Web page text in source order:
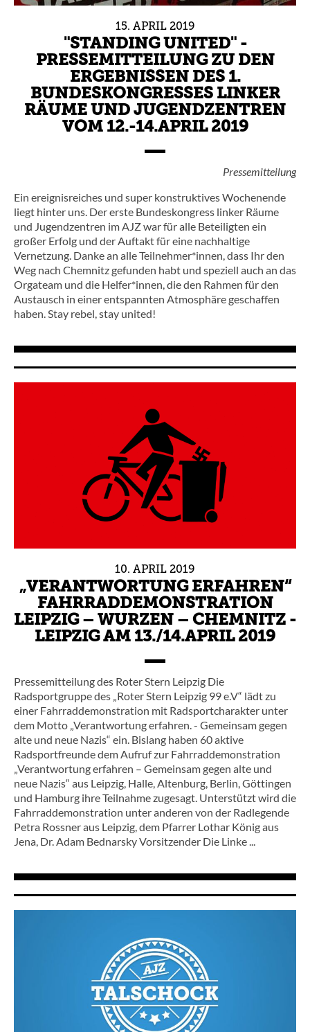
15. APRIL 2019
"STANDING UNITED" -
PRESSEMITTEILUNG ZU DEN
ERGEBNISSEN DES 1.
BUNDESKONGRESSES LINKER
RÄUME UND JUGENDZENTREN
VOM 12.-14.APRIL 2019
Pressemitteilung
Ein ereignisreiches und super konstruktives Wochenende
liegt hinter uns. Der erste Bundeskongress linker Räume
und Jugendzentren im AJZ war für alle Beteiligten ein
großer Erfolg und der Auftakt für eine nachhaltige
Vernetzung. Danke an alle Teilnehmer*innen, dass Ihr den
Weg nach Chemnitz gefunden habt und speziell auch an das
Orgateam und die Helfer*innen, die den Rahmen für den
Austausch in einer entspannten Atmosphäre geschaffen
haben. Stay rebel, stay united!
10. APRIL 2019
„VERANTWORTUNG ERFAHREN“
FAHRRADDEMONSTRATION
LEIPZIG – WURZEN – CHEMNITZ -
LEIPZIG AM 13./14.APRIL 2019
Pressemitteilung des Roter Stern Leipzig Die
Radsportgruppe des „Roter Stern Leipzig 99 e.V“ lädt zu
einer Fahrraddemonstration mit Radsportcharakter unter
dem Motto „Verantwortung erfahren. - Gemeinsam gegen
alte und neue Nazis“ ein. Bislang haben 60 aktive
Radsportfreunde dem Aufruf zur Fahrraddemonstration
„Verantwortung erfahren – Gemeinsam gegen alte und
neue Nazis“ aus Leipzig, Halle, Altenburg, Berlin, Göttingen
und Hamburg ihre Teilnahme zugesagt. Unterstützt wird die
Fahrraddemonstration unter anderen von der Radlegende
Petra Rossner aus Leipzig, dem Pfarrer Lothar König aus
Jena, Dr. Adam Bednarsky Vorsitzender Die Linke ...